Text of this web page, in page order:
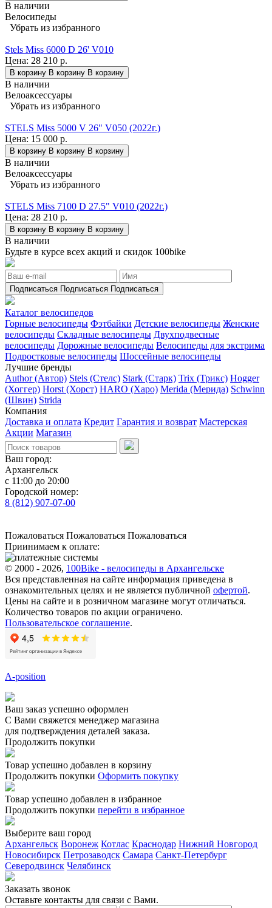
В наличии
Велосипеды
Убрать из избранного
Stels Miss 6000 D 26' V010
Цена: 28 210 р.
В корзину В корзину В корзину
В наличии
Велоаксессуары
Убрать из избранного
STELS Miss 5000 V 26" V050 (2022г.)
Цена: 15 000 р.
В корзину В корзину В корзину
В наличии
Велоаксессуары
Убрать из избранного
STELS Miss 7100 D 27.5" V010 (2022г.)
Цена: 28 210 р.
В корзину В корзину В корзину
В наличии
Будьте в курсе всех акций и скидок 100bike
Подписаться Подписаться Подписаться
Каталог велосипедов
Горные велосипеды Фэтбайки Детские велосипеды Женские
велосипеды Складные велосипеды Двухподвесные
велосипеды Дорожные велосипеды Велосипеды для экстрима
Подростковые велосипеды Шоссейные велосипеды
Лучшие бренды
Author (Автор) Stels (Стелс) Stark (Старк) Trix (Трикс) Hogger
(Хоггер) Horst (Хорст) HARO (Харо) Merida (Мерида) Schwinn
(Швин) Strida
Компания
Доставка и оплата Кредит Гарантия и возврат Мастерская
Акции Магазин
Ваш город:
Архангельск
с 11:00 до 20:00
Городской номер:
8 (812) 907-07-00
Пожаловаться Пожаловаться Пожаловаться
Приинимаем к оплате:
© 2000 - 2026, 100Bike - велосипеды в Архангельске
Вся представленная на сайте информация приведена в
ознакомительных целях и не является публичной офертой.
Цены на сайте и в розничном магазине могут отличаться.
Количество товаров по акции ограничено.
Пользовательское соглашение.
A-position
Ваш заказ успешно оформлен
С Вами свяжется менеджер магазина
для подтверждения деталей заказа.
Продолжить покупки
Товар успешно добавлен в корзину
Продолжить покупки Оформить покупку
Товар успешно добавлен в избранное
Продолжить покупки перейти в избранное
Выберите ваш город
Архангельск Воронеж Котлас Краснодар Нижний Новгород
Новосибирск Петрозаводск Самара Санкт-Петербург
Северодвинск Челябинск
Заказать звонoк
Оставьте контакты для связи с Вами.